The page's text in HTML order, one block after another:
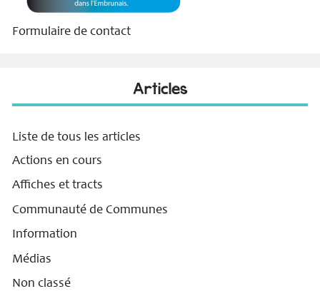
Formulaire de contact
Articles
Liste de tous les articles
Actions en cours
Affiches et tracts
Communauté de Communes
Information
Médias
Non classé